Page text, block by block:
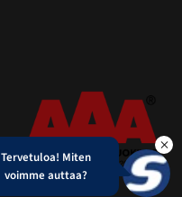
Tervetuloa! Miten
voimme auttaa?